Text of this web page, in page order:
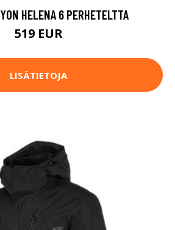
HELENA 6 PERHETELTTA
519 EUR
LISÄTIETOJA